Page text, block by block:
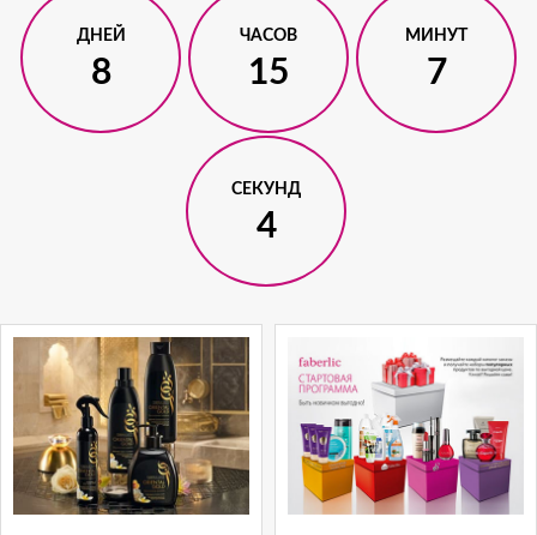
ДНЕЙ
8
ЧАСОВ
15
МИНУТ
7
СЕКУНД
3